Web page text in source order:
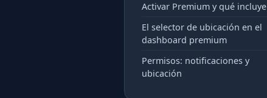
Activar Premium y qué incluye
El selector de ubicación en el
dashboard premium
Permisos: notificaciones y
ubicación